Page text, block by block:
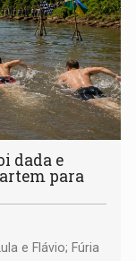
dada e
para
e Flávio; Fúria